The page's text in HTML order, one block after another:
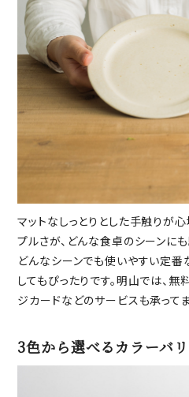
マットなしっとりとした手触りが
プルさが、どんな食卓のシーンに
どんなシーンでも使いやすい定番
してもぴったりです。明山では、無
ジカードなどのサービスも承って
3色から選べるカラーバ